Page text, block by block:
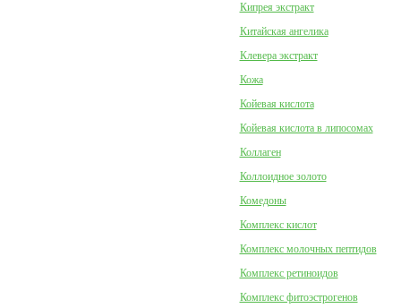
Кипрея экстракт
Китайская ангелика
Клевера экстракт
Кожа
Койевая кислота
Койевая кислота в липосомах
Коллаген
Коллоидное золото
Комедоны
Комплекс кислот
Комплекс молочных пептидов
Комплекс ретиноидов
Комплекс фитоэстрогенов